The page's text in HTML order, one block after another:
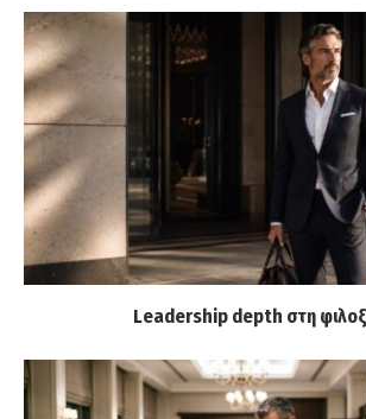
Leadership depth στη